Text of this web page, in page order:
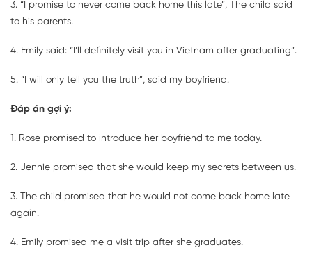
3. “I promise to never come back home this late”, The child said
to his parents.
4. Emily said: “I’ll definitely visit you in Vietnam after graduating”.
5. “I will only tell you the truth”, said my boyfriend.
Đáp án gợi ý:
1. Rose promised to introduce her boyfriend to me today.
2. Jennie promised that she would keep my secrets between us.
3. The child promised that he would not come back home late
again.
4. Emily promised me a visit trip after she graduates.